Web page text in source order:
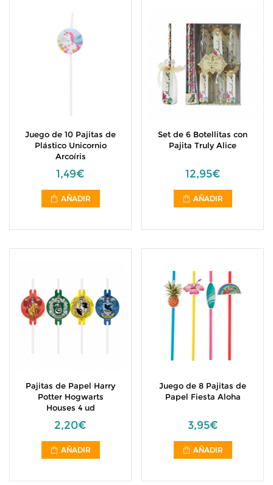
Juego de 10 Pajitas de
Plástico Unicornio
Arcoíris
1,49€
AÑADIR
Set de 6 Botellitas con
Pajita Truly Alice
12,95€
AÑADIR
Pajitas de Papel Harry
Potter Hogwarts
Houses 4 ud
2,20€
AÑADIR
Juego de 8 Pajitas de
Papel Fiesta Aloha
3,95€
AÑADIR